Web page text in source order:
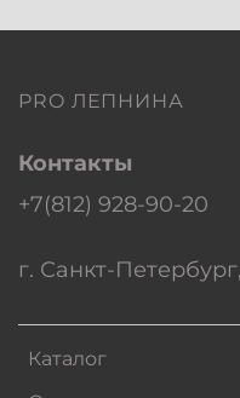
PRO ЛЕПНИНА
Каталог
Контакты
+7(812) 928-90-20
г. Санкт-